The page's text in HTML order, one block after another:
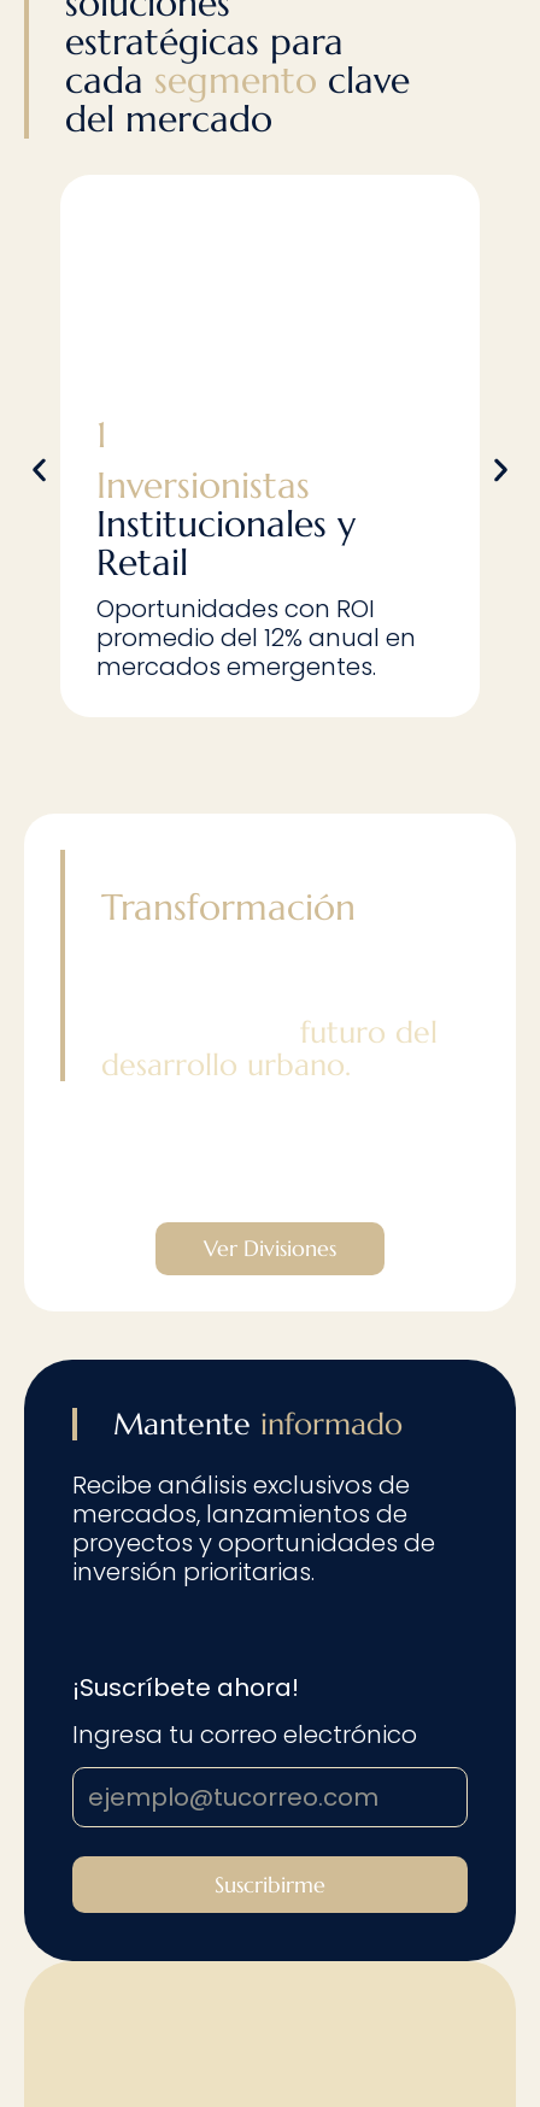
estratégicas para
cada segmento clave
del mercado
1
Inversionistas
Institucionales y
Retail
Oportunidades con ROI
promedio del 12% anual en
mercados emergentes.
Transformación
futuro del
desarrollo urbano.
Ver Divisiones
Mantente informado
Recibe análisis exclusivos de
mercados, lanzamientos de
proyectos y oportunidades de
inversión prioritarias.
¡Suscríbete ahora!
Ingresa tu correo electrónico
Suscribirme